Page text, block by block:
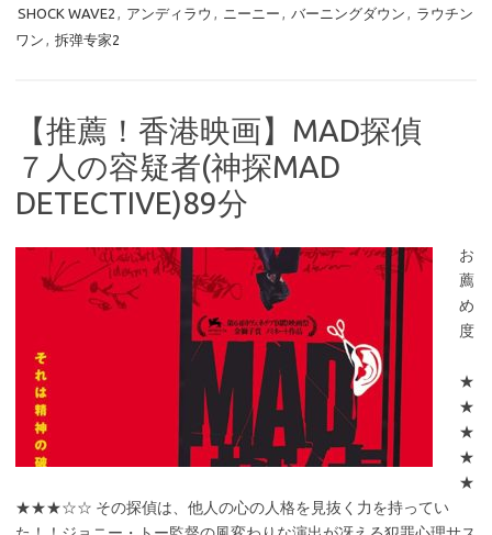
SHOCK WAVE2 , アンディラウ , ニーニー , バーニングダウン , ラウチン
ワン , 拆弹专家2
【推薦！香港映画】MAD探偵
７人の容疑者(神探MAD
DETECTIVE)89分
お
薦
め
度
★
★
★
★
★
★★★☆☆ その探偵は、他人の心の人格を見抜く力を持ってい